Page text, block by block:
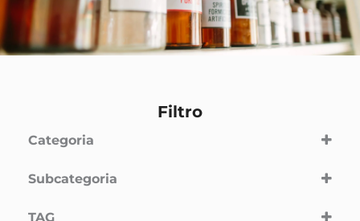
Filtro
Categoria
Subcategoria
TAG